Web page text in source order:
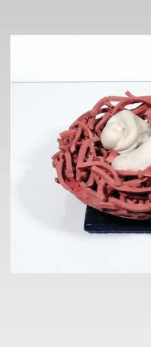
ONLINE + SÁLOVÁ AUKCE
KAVÁRNA POŠTA
nám. Dr. E. Beneše 584/24, Liberec 1
sobota 23.11.2024
KAVÁRNA POŠTA